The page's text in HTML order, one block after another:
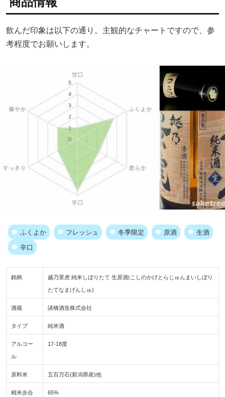
飲んだ印象は以下の通り。主観的なチャートですので、参
考程度でお願いします。
ふくよか フレッシュ 冬季限定 原酒
生酒
辛口
銘柄 越乃景虎 純米しぼりたて 生原酒(こしのかげとらじゅんまいしぼり
たてなまげんしゅ)
酒蔵 諸橋酒造株式会社
タイプ 純米酒
アルコー
ル
17-18度
原料米 五百万石(新潟県産)他
精米歩合 65%